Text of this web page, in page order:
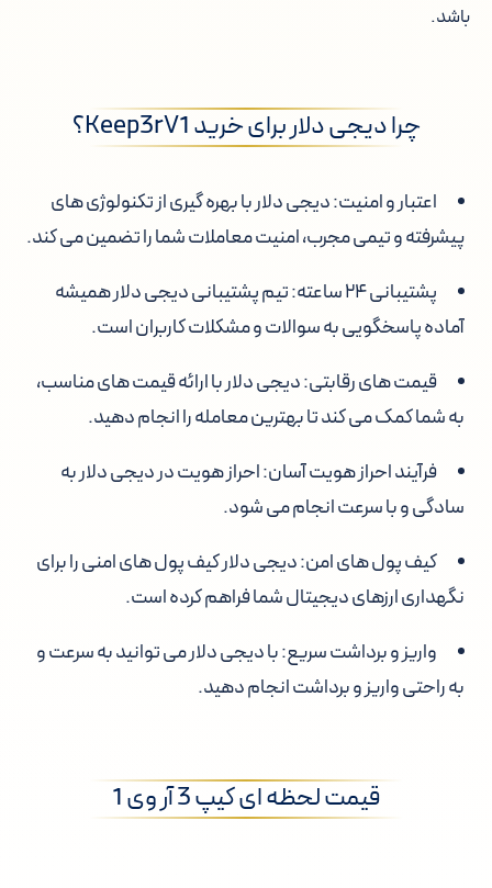
باشد.
چرا دیجی دلار برای خرید Keep3rV1؟
اعتبار و امنیت:دیجی دلار با بهره گیری از تکنولوژی های
پیشرفته و تیمی مجرب، امنیت معاملات شما را تضمین می کند.
پشتیبانی ۲۴ ساعته:
تیم پشتیبانی دیجی دلار همیشه
آماده پاسخگویی به سوالات و مشکلات کاربران است.
قیمت های رقابتی:دیجی دلار با ارائه قیمت های مناسب،
به شما کمک می کند تا بهترین معامله را انجام دهید.
فرآیند احراز هویت آسان:احراز هویت در دیجی دلار به
سادگی و با سرعت انجام می شود.
کیف پول های امن:دیجی دلار کیف پول های امنی را برای
نگهداری ارزهای دیجیتال شما فراهم کرده است.
واریز و برداشت سریع:با دیجی دلار می توانید به سرعت و
به راحتی واریز و برداشت انجام دهید.
قیمت لحظه ای کیپ 3 آر وی 1